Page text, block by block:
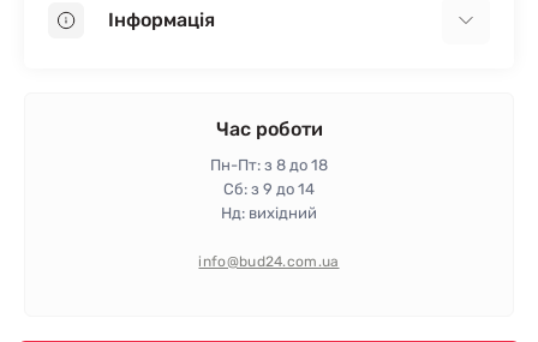
Пінопласт
Інформація
Гарантія та повернення
Політика конфіденційності
Час роботи
Пн-Пт: з 8 до 18
Сб: з 9 до 14
Нд: вихідний
info@bud24.com.ua